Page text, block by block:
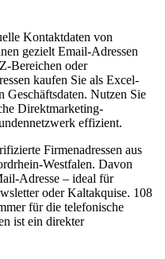
Kontaktdaten von
gezielt Email-Adressen
Bereichen oder
kaufen Sie als Excel-
Nutzen Sie
Direktmarketing-
effizient.
Firmenadressen aus
Westfalen. Davon
Adresse – ideal für
oder Kaltakquise. 108
für die telefonische
ist ein direkter